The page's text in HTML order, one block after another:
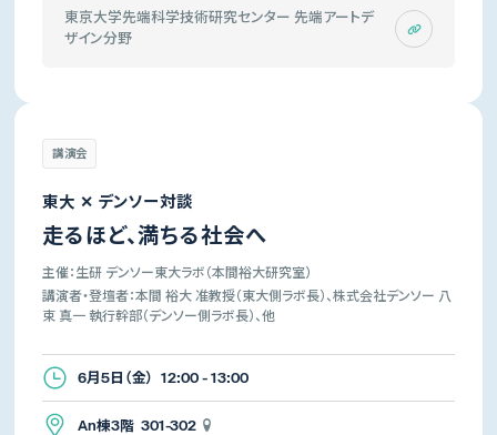
東京大学先端科学技術研究センター 先端アートデ
ザイン分野
講演会
東大 ✕ デンソー対談
走るほど、満ちる社会へ
主催：生研 デンソー東大ラボ（本間裕大研究室）
講演者・登壇者：本間 裕大 准教授（東大側ラボ長）、株式会社デンソー 八
束 真一 執行幹部（デンソー側ラボ長）、他
6月5日（金） 12:00 - 13:00
An棟3階 301-302